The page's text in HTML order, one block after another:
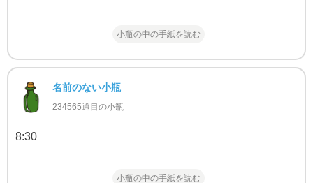
小瓶の中の手紙を読む
名前のない小瓶
234565通目の小瓶
8:30
小瓶の中の手紙を読む